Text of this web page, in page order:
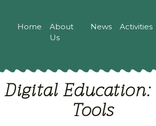
Home
About
Us
News Activities
Tools